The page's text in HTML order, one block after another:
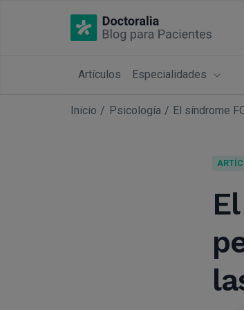
Artículos Especialidades
Inicio Psicología El síndrome